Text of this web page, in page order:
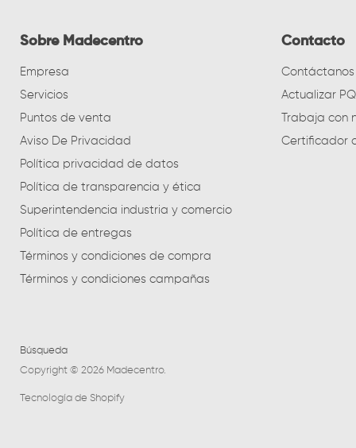
Sobre Madecentro
Empresa
Servicios
Puntos de venta
Aviso De Privacidad
Política privacidad de datos
Política de transparencia y ética
Superintendencia industria y comercio
Política de entregas
Términos y condiciones de compra
Términos y condiciones campañas
Contacto
Contáctanos
Actualizar
Trabaja con
Certificador
Búsqueda
Copyright © 2026 Madecentro.
Tecnología de Shopify